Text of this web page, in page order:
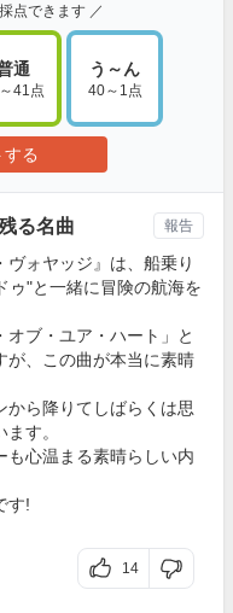
点できます ／
通
41点
う～ん
40～1点
る
る名曲
ヴォヤッジ』は、船乗り
ゥ"と一緒に冒険の航海を
ブ・ユア・ハート」と
が、この曲が本当に素晴
から降りてしばらくは思
す。
も心温まる素晴らしい内
す!
14
報告